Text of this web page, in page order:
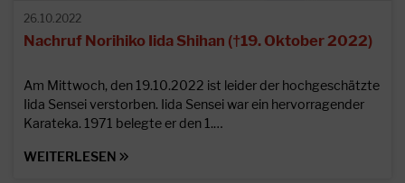
26.10.2022
Nachruf Norihiko Iida Shihan (†19. Oktober 2022)
Am Mittwoch, den 19.10.2022 ist leider der hochgeschätzte
Iida Sensei verstorben. Iida Sensei war ein hervorragender
Karateka. 1971 belegte er den 1.…
WEITERLESEN